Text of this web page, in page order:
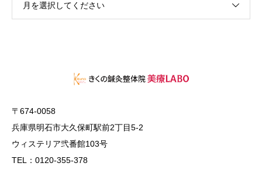
月を選択してください
〒674-0058
兵庫県明石市大久保町駅前2丁目5-2
ウィステリア弐番館103号
TEL：0120-355-378